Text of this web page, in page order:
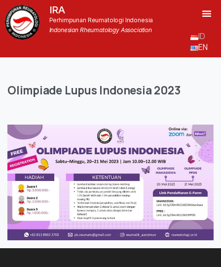
IRA
Perhimpunan Reumatologi Indonesia
Indonesian Rheumatology Association
ID
EN
Olimpiade Lupus Indonesia2023